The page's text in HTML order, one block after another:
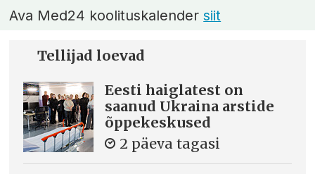
Ava Med24 koolituskalendersiit
Tellijad loevad
Eesti haiglatest on
saanud Ukraina arstide
õppekeskused
2 päeva tagasi